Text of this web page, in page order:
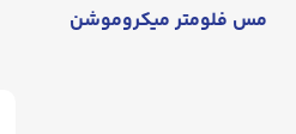
مس فلومتر میکروموشن